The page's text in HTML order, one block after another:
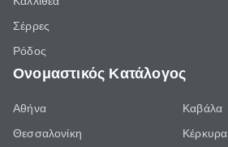
Σέρρες
Ρόδος
Ονομαστικός Κατάλογος
Αθήνα
Θεσσαλονίκη
Καβάλα
Κέρκυρα